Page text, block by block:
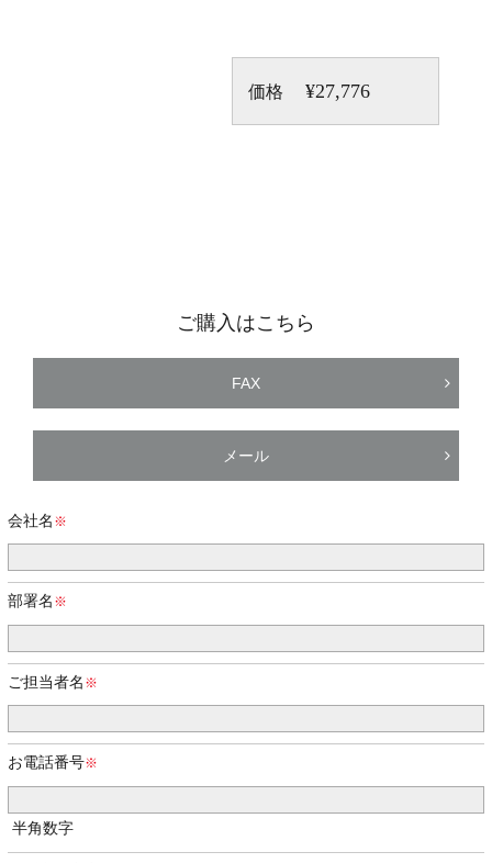
価格 ¥27,776
ご購入はこちら
FAX
メール
会社名
部署名
ご担当者名
お電話番号
半角数字